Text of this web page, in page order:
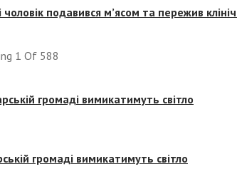
подавився м’ясом та пережив
1 Of 588
громаді вимикатимуть світло
громаді вимикатимуть світло